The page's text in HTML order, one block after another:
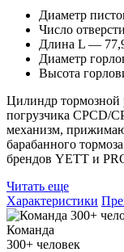
Диаметр
Число
Длина L —
Диаметр
Высота
Цилиндр тормозной
погрузчика CPCD/
механизм,
барабанного
брендов YETT и
Читать еще
Характеристики
Команда
300+ человек